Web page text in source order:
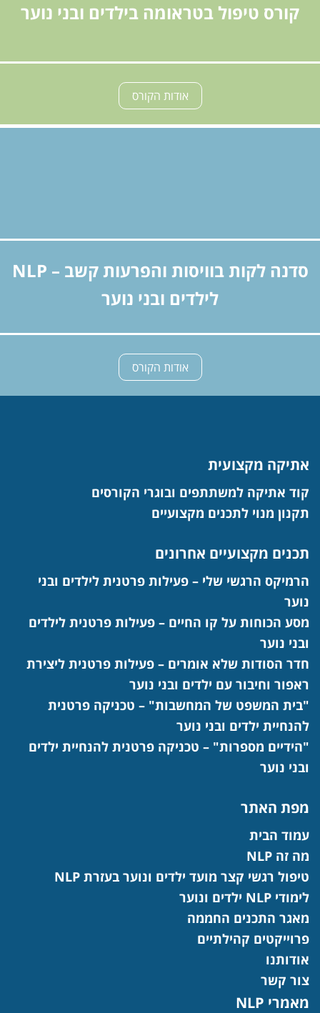
קורס טיפול בטראומה בילדים ובני נוער
אודות הקורס
סדנה לקות בוויסות והפרעות קשב – NLP
לילדים ובני נוער
אודות הקורס
אתיקה מקצועית
קוד אתיקה למשתתפים ובוגרי הקורסים
תקנון מנוי לתכנים מקצועיים
תכנים מקצועיים אחרונים
הרמיקס הרגשי שלי – פעילות פרטנית לילדים ובני
נוער
מסע הכוחות על קו החיים – פעילות פרטנית לילדים
ובני נוער
חדר הסודות שלא אומרים – פעילות פרטנית ליצירת
ראפור וחיבור עם ילדים ובני נוער
"בית המשפט של המחשבות" – טכניקה פרטנית
להנחיית ילדים ובני נוער
"הידיים מספרות" – טכניקה פרטנית להנחיית ילדים
ובני נוער
מפת האתר
עמוד הבית
מה זה NLP
טיפול רגשי קצר מועד ילדים ונוער בעזרת NLP
לימודי NLP ילדים ונוער
מאגר התכנים החממה
פרוייקטים קהילתיים
אודותנו
צור קשר
מאמרי NLP